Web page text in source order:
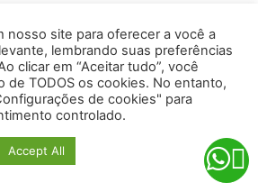
Soligo, ergue-se a pequenaigreja de
data, tal como os seus frescos, do
excursão leva ao pequeno templo de
mesmo nome, de onde você pode
nosso site para oferecer a você a
lembrando suas preferências
clicar em “Aceitar tudo”, você
de TODOS os cookies. No entanto,
de cookies" para
controlado.
Accept All